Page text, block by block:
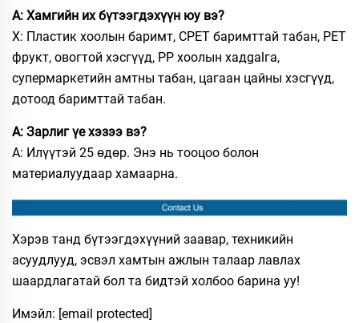
А: Хамгийн их бүтээгдэхүүн юу вэ?
Х: Пластик хоолын баримт, CPET баримттай табан, PET
фрукт, овогтой хэсгүүд, PP хоолын хадgalга,
супермаркетийн амтны табан, цагаан цайны хэсгүүд,
дотоод баримттай табан.
А: Зарлиг үе хэзээ вэ?
А: Илүүтэй 25 өдөр. Энэ нь тооцоо болон
материалуудаар хамаарна.
Хэрэв танд бүтээгдэхүүний заавар, техникийн
асуудлууд, эсвэл хамтын ажлын талаар лавлах
шаардлагатай бол та бидтэй холбоо барина уу!
Имэйл: [email protected]